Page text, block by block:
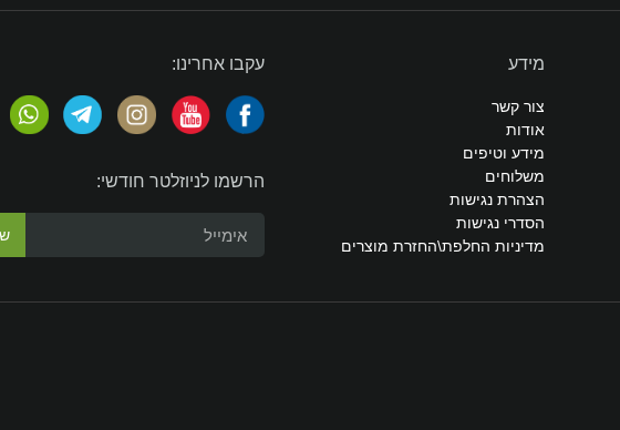
מידע
צור קשר
אודות
מידע וטיפים
משלוחים
הצהרת נגישות
הסדרי נגישות
מדיניות החלפת\החזרת מוצרים
עקבו אחרינו:
הרשמו לניוזלטר חודשי: